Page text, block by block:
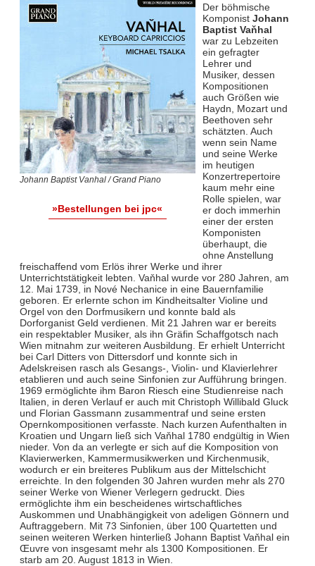
Johann Baptist Vanhal / Grand Piano
»Bestellungen bei jpc«
Der böhmische
Komponist Johann
Baptist Vaňhal
war zu Lebzeiten
ein gefragter
Lehrer und
Musiker, dessen
Kompositionen
auch Größen wie
Haydn, Mozart und
Beethoven sehr
schätzten. Auch
wenn sein Name
und seine Werke
im heutigen
Konzertrepertoire
kaum mehr eine
Rolle spielen, war
er doch immerhin
einer der ersten
Komponisten
überhaupt, die
ohne Anstellung
freischaffend vom Erlös ihrer Werke und ihrer
Unterrichtstätigkeit lebten. Vaňhal wurde vor 280 Jahren, am
12. Mai 1739, in Nové Nechanice in eine Bauernfamilie
geboren. Er erlernte schon im Kindheitsalter Violine und
Orgel von den Dorfmusikern und konnte bald als
Dorforganist Geld verdienen. Mit 21 Jahren war er bereits
ein respektabler Musiker, als ihn Gräfin Schaffgotsch nach
Wien mitnahm zur weiteren Ausbildung. Er erhielt Unterricht
bei Carl Ditters von Dittersdorf und konnte sich in
Adelskreisen rasch als Gesangs-, Violin- und Klavierlehrer
etablieren und auch seine Sinfonien zur Aufführung bringen.
1969 ermöglichte ihm Baron Riesch eine Studienreise nach
Italien, in deren Verlauf er auch mit Christoph Willibald Gluck
und Florian Gassmann zusammentraf und seine ersten
Opernkompositionen verfasste. Nach kurzen Aufenthalten in
Kroatien und Ungarn ließ sich Vaňhal 1780 endgültig in Wien
nieder. Von da an verlegte er sich auf die Komposition von
Klavierwerken, Kammermusikwerken und Kirchenmusik,
wodurch er ein breiteres Publikum aus der Mittelschicht
erreichte. In den folgenden 30 Jahren wurden mehr als 270
seiner Werke von Wiener Verlegern gedruckt. Dies
ermöglichte ihm ein bescheidenes wirtschaftliches
Auskommen und Unabhängigkeit von adeligen Gönnern und
Auftraggebern. Mit 73 Sinfonien, über 100 Quartetten und
seinen weiteren Werken hinterließ Johann Baptist Vaňhal ein
Œuvre von insgesamt mehr als 1300 Kompositionen. Er
starb am 20. August 1813 in Wien.